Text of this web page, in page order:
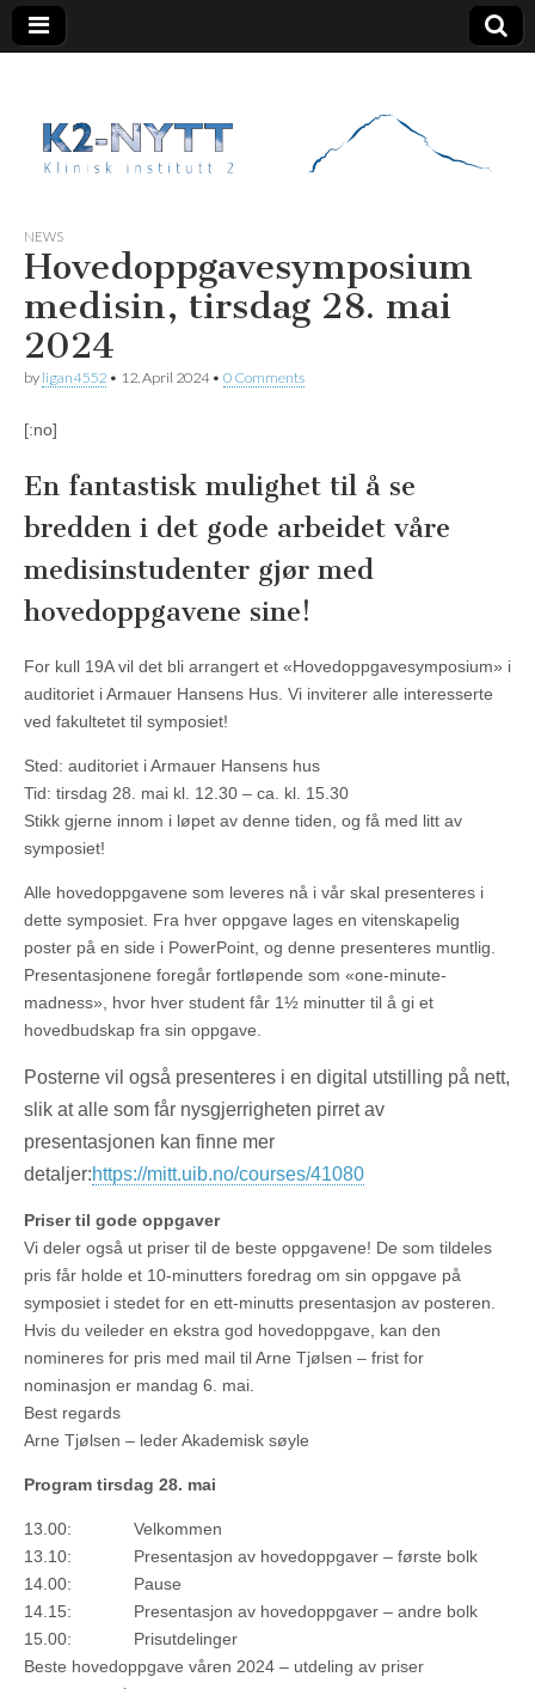
K2 Nytt
NEWS
Hovedoppgavesymposium
medisin, tirsdag 28. mai
2024
by ligan4552 • 12. April 2024• 0 Comments
[:no]
En fantastisk mulighet til å se
bredden i det gode arbeidet våre
medisinstudenter gjør med
hovedoppgavene sine!
For kull 19A vil det bli arrangert et «Hovedoppgavesymposium» i
auditoriet i Armauer Hansens Hus. Vi inviterer alle interesserte
ved fakultetet til symposiet!
Sted: auditoriet i Armauer Hansens hus
Tid: tirsdag 28. mai kl. 12.30 – ca. kl. 15.30
Stikk gjerne innom i løpet av denne tiden, og få med litt av
symposiet!
Alle hovedoppgavene som leveres nå i vår skal presenteres i
dette symposiet. Fra hver oppgave lages en vitenskapelig
poster på en side i PowerPoint, og denne presenteres muntlig.
Presentasjonene foregår fortløpende som «one-minute-
madness», hvor hver student får 1½ minutter til å gi et
hovedbudskap fra sin oppgave.
Posterne vil også presenteres i en digital utstilling på nett,
slik at alle som får nysgjerrigheten pirret av
presentasjonen kan finne mer
detaljer:https://mitt.uib.no/courses/41080
Priser til gode oppgaver
Vi deler også ut priser til de beste oppgavene! De som tildeles
pris får holde et 10‑minutters foredrag om sin oppgave på
symposiet i stedet for en ett-minutts presentasjon av posteren.
Hvis du veileder en ekstra god hovedoppgave, kan den
nomineres for pris med mail til Arne Tjølsen – frist for
nominasjon er mandag 6. mai.
Best regards
Arne Tjølsen – leder Akademisk søyle
Program tirsdag 28. mai
13.00: Velkommen
13.10: Presentasjon av hovedoppgaver – første bolk
14.00: Pause
14.15: Presentasjon av hovedoppgaver – andre bolk
15.00: Prisutdelinger
Beste hovedoppgave våren 2024 – utdeling av priser